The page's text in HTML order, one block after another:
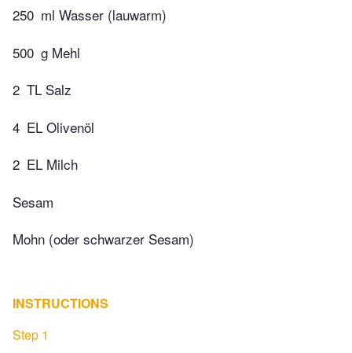
250 ml Wasser (lauwarm)
500 g Mehl
2 TL Salz
4 EL Olivenöl
2 EL Milch
Sesam
Mohn (oder schwarzer Sesam)
INSTRUCTIONS
Step 1